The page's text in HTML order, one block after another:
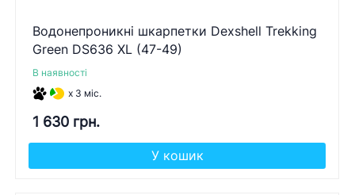
Водонепроникні шкарпетки Dexshell Trekking
Green DS636 XL (47-49)
В наявності
x 3 міс.
1 630 грн.
У кошик